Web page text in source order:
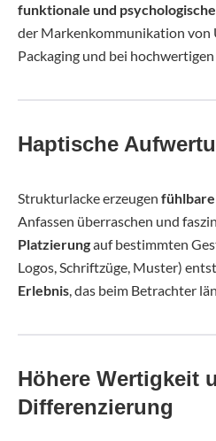
funktionale und
der Markenkommunikation von
Packaging und bei
Haptische
Strukturlacke erzeugen
Anfassen überraschen und
Platzierungauf bestimmten
Logos, Schriftzüge, Muster)
Erlebnis, das beim Betrachter
Höhere Wertigkeit
Differenzierung